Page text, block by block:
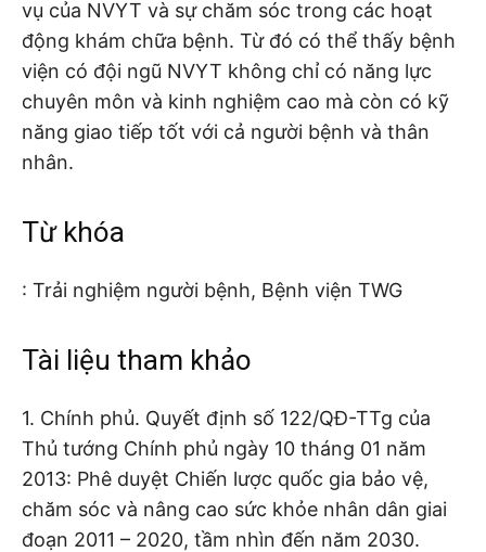
vụ của NVYT và sự chăm sóc trong các hoạt
động khám chữa bệnh. Từ đó có thể thấy bệnh
viện có đội ngũ NVYT không chỉ có năng lực
chuyên môn và kinh nghiệm cao mà còn có kỹ
năng giao tiếp tốt với cả người bệnh và thân
nhân.
Từ khóa
: Trải nghiệm người bệnh, Bệnh viện TWG
Tài liệu tham khảo
1. Chính phủ. Quyết định số 122/QĐ-TTg của
Thủ tướng Chính phủ ngày 10 tháng 01 năm
2013: Phê duyệt Chiến lược quốc gia bảo vệ,
chăm sóc và nâng cao sức khỏe nhân dân giai
đoạn 2011 – 2020, tầm nhìn đến năm 2030.